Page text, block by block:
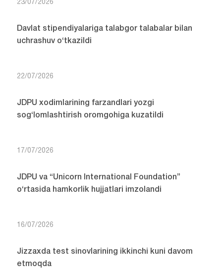
23/07/2026
Davlat stipendiyalariga talabgor talabalar bilan
uchrashuv o‘tkazildi
22/07/2026
JDPU xodimlarining farzandlari yozgi
sog‘lomlashtirish oromgohiga kuzatildi
17/07/2026
JDPU va “Unicorn International Foundation”
o‘rtasida hamkorlik hujjatlari imzolandi
16/07/2026
Jizzaxda test sinovlarining ikkinchi kuni davom
etmoqda